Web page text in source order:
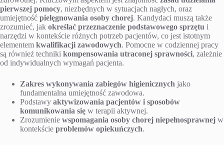
pierwszej pomocy, niezbędnych w sytuacjach nagłych, oraz
umiejętność pielęgnowania osoby chorej. Kandydaci muszą także
zrozumieć, jak określać przeznaczenie podstawowego sprzętu i
narzędzi w kontekście różnych potrzeb pacjentów, co jest istotnym
elementem kwalifikacji zawodowych. Pomocne w codziennej pracy
są również techniki kompensowania utraconej sprawności, zależnie
od indywidualnych wymagań pacjenta.
Zakres wykonywania zabiegów higienicznych jako
fundamentalna umiejętność zawodowa.
Podstawy aktywizowania pacjentów i sposobów
komunikowania się w terapii aktywnej.
Zrozumienie wspomagania osoby chorej niepełnosprawnej w
kontekście problemów opiekuńczych.